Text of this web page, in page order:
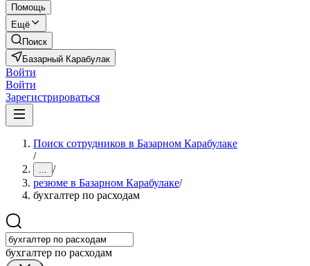
Помощь
Ещё
Поиск
Базарный Карабулак
Войти
Войти
Зарегистрироваться
Поиск сотрудников в Базарном Карабулаке
/
... /
резюме в Базарном Карабулаке/
бухгалтер по расходам
бухгалтер по расходам